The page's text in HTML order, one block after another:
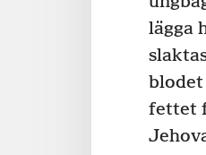
lägga
blodet
fettet